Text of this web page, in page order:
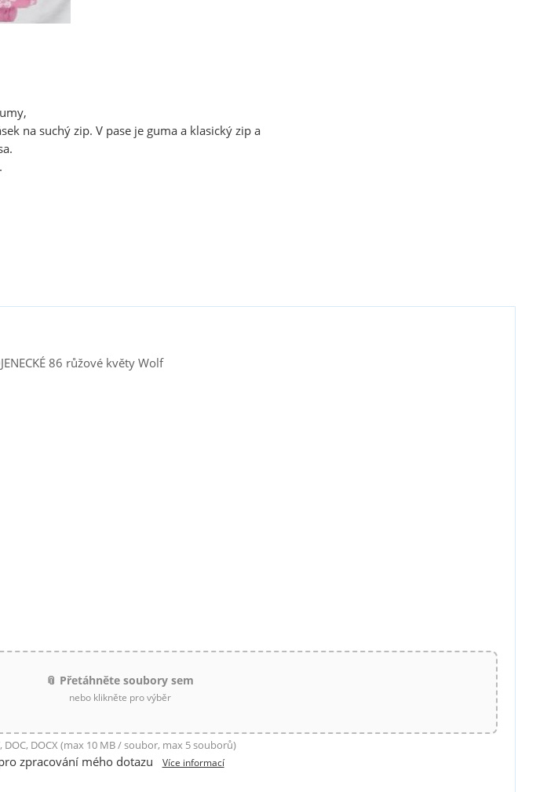
na suchý zip. V pase je guma a klasický zip a
86 růžové květy Wolf
📎 Přetáhněte soubory sem
nebo klikněte pro výběr
DOC, DOCX (max 10 MB / soubor, max 5 souborů)
zpracování mého dotazu Více informací